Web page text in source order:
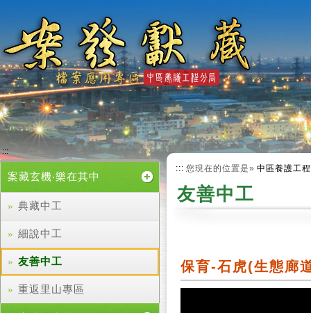
要
內
容
:::
案藏玄機‧樂在其中
典藏中工
細說中工
友善中工
重返里山專區
::: 您現在的位置是» 中區養護工
友善中工
保育-石虎(生態廊